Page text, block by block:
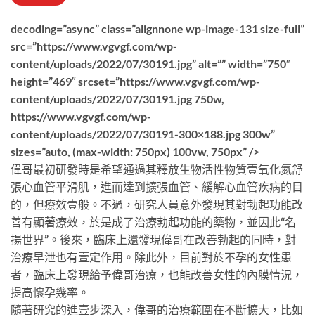
decoding=”async” class=”alignnone wp-image-131 size-full”
src=”https://www.vgvgf.com/wp-
content/uploads/2022/07/30191.jpg” alt=”” width=”750″
height=”469″ srcset=”https://www.vgvgf.com/wp-
content/uploads/2022/07/30191.jpg 750w,
https://www.vgvgf.com/wp-
content/uploads/2022/07/30191-300×188.jpg 300w”
sizes=”auto, (max-width: 750px) 100vw, 750px” />
偉哥最初研發時是希望通過其釋放生物活性物質壹氧化氮舒
張心血管平滑肌，進而達到擴張血管、緩解心血管疾病的目
的，但療效壹般。不過，研究人員意外發現其對勃起功能改
善有顯著療效，於是成了治療勃起功能的藥物，並因此“名
揚世界”。後來，臨床上還發現偉哥在改善勃起的同時，對
治療早泄也有壹定作用。除此外，目前對於不孕的女性患
者，臨床上發現給予偉哥治療，也能改善女性的內膜情況，
提高懷孕幾率。
隨著研究的進壹步深入，偉哥的治療範圍在不斷擴大，比如